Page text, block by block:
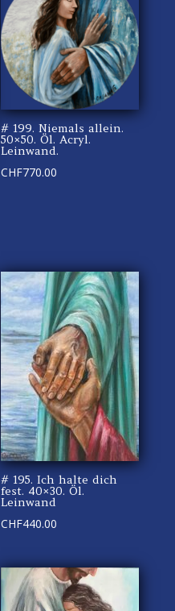
# 199. Niemals allein.
50×50. Öl. Acryl.
Leinwand.
CHF770.00
# 195. Ich halte dich
fest. 40×30. Öl.
Leinwand
CHF440.00